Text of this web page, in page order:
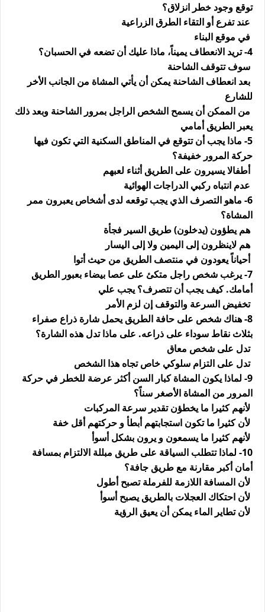
توقع وجود خطر انزلاق؟
عند تفرع أو التقاء الطرق الزراعية
في موقع البناء
4- تريد الانعطاف يميناً، ماذا عليك أن تضعه في الحسبان؟
سوف تتوقف الشاحنة
بعد انعطاف الشاحنة يمكن أن يأتي المشاة من الجانب الأخر
للشارع
من الممكن أن يسمح الشخص الراجل بمرور الشاحنة وبعد ذلك
يعبر الطريق أمامي
5- ماذا يجب أن تتوقع في المناطق السكنية التي تكون فيها
حركة المرور خفيفة؟
أطفالا يسيرون على الطريق أثناء لعبهم
عدم انتباه ركبي الدراجات الهوائية
6- ماهو التصرف الذي يجب توقعه لدى أشخاص يعبرون ممر
المشاة؟
هم يطؤون (يدخلون) طريق السير فجأة
هم لاينظرون إلى اليمين ولا إلى اليسار
أحياناً يعودون في منتصف الطريق من حيث أتوا
7- يرغب شخص راجل متكئ على عصا بيضاء بعبور الطريق
أمامك. كيف يجب أن تتصرف؟ يجب علي
تخفيض السرعة والتوقف إن لزم الأمر
8- هناك شخص على حافة الطريق يحمل شارة ذراع صفراء
بثلاث نقاط سوداء على ذراعه. على ماذا تدل هذه الشارة؟
تدل على شخص معاق
تدل على التزام سلوكي خاص تجاه هذا الشخص
9- لماذا يكون المشاة كبار السن أكثر عرضة للخطر في حركة
المرور من المشاة الأصغر سناً؟
لأنهم كثيرا ما يخطؤن تقدير سرعة المركبات
لأن كثيرا ما تكون استجابتهم أبطأ و حركتهم أقل خفة
لأنهم كثيرا ما يسمعون و يرون بشكل أسوأ
10- لماذا تتطلب السياقة على طريق مبللة الالتزام بمسافة
أمان أكبر مقارنة مع طريق جافة؟
لأن المسافة اللازمة للفرملة تصبح أطول
لأن احتكاك العجلات بالطريق يصبح أسوأ
لأن تطاير الماء يمكن أن يعيق الرؤية